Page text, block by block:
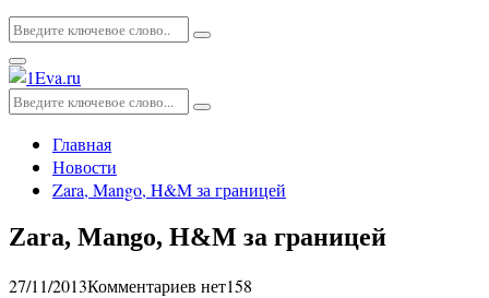
Искать:
Поиск
Основное
меню
Искать:
Поиск
Главная
Новости
Zara, Mango, H&M за границей
Zara, Mango, H&M за границей
27/11/2013Комментариев нет158